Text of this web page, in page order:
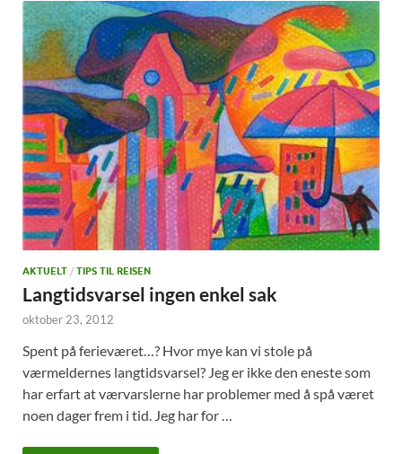
AKTUELT / TIPS TIL REISEN
Langtidsvarsel ingen enkel sak
oktober 23, 2012
Spent på ferieværet…? Hvor mye kan vi stole på
værmeldernes langtidsvarsel? Jeg er ikke den eneste som
har erfart at værvarslerne har problemer med å spå været
noen dager frem i tid. Jeg har for …